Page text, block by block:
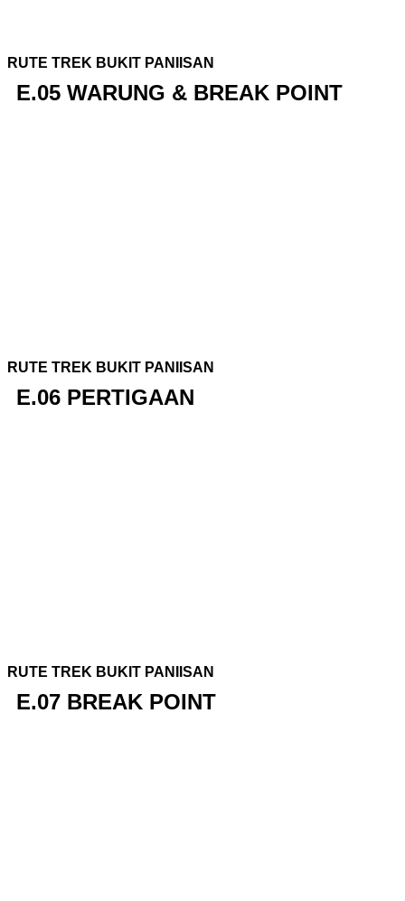
RUTE TREK BUKIT PANIISAN
E.05 WARUNG & BREAK POINT
RUTE TREK BUKIT PANIISAN
E.06 PERTIGAAN
RUTE TREK BUKIT PANIISAN
E.07 BREAK POINT